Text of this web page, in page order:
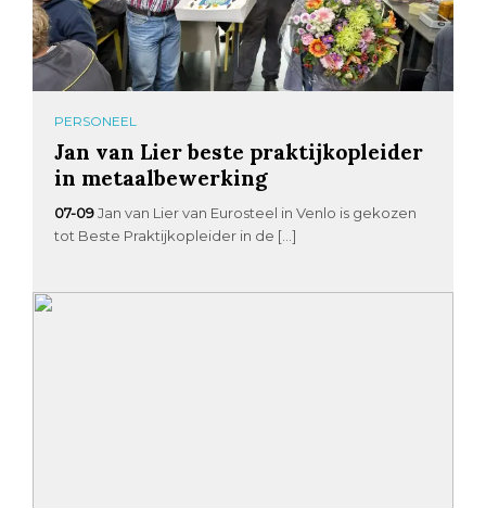
PERSONEEL
Jan van Lier beste praktijkopleider
in metaalbewerking
07-09 Jan van Lier van Eurosteel in Venlo is gekozen
tot Beste Praktijkopleider in de […]